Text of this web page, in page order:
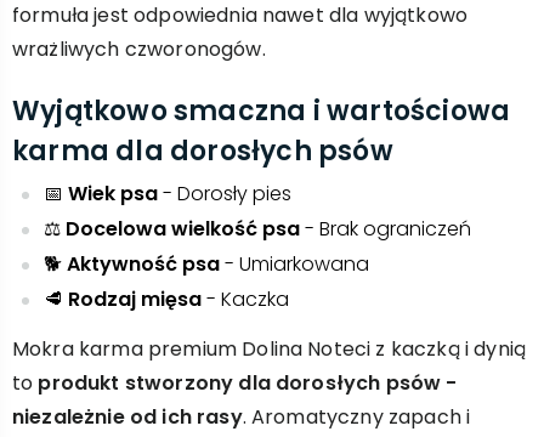
formuła jest odpowiednia nawet dla wyjątkowo
wrażliwych czworonogów.
Wyjątkowo smaczna i wartościowa
karma dla dorosłych psów
📅 Wiek psa- Dorosły pies
⚖️ Docelowa wielkość psa- Brak ograniczeń
🐕Aktywność psa- Umiarkowana
🥩 Rodzaj mięsa- Kaczka
Mokra karma premium Dolina Noteci z kaczką i dynią
to produkt stworzony dla dorosłych psów -
niezależnie od ich rasy. Aromatyczny zapach i